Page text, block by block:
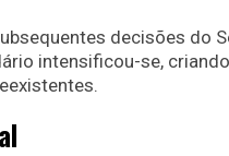
decisões do
intensificou-se,